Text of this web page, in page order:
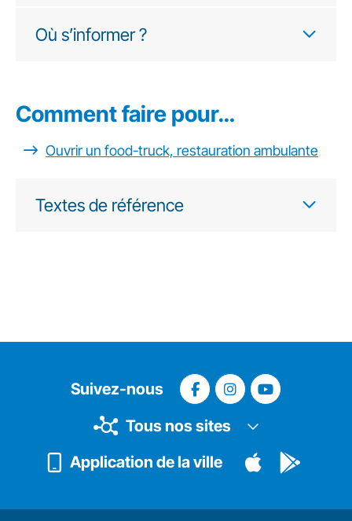
Où s’informer ?
Comment faire pour…
Ouvrir un food-truck, restauration ambulante
Textes de référence
Suivez-nous
Tous nos sites
Application de la ville